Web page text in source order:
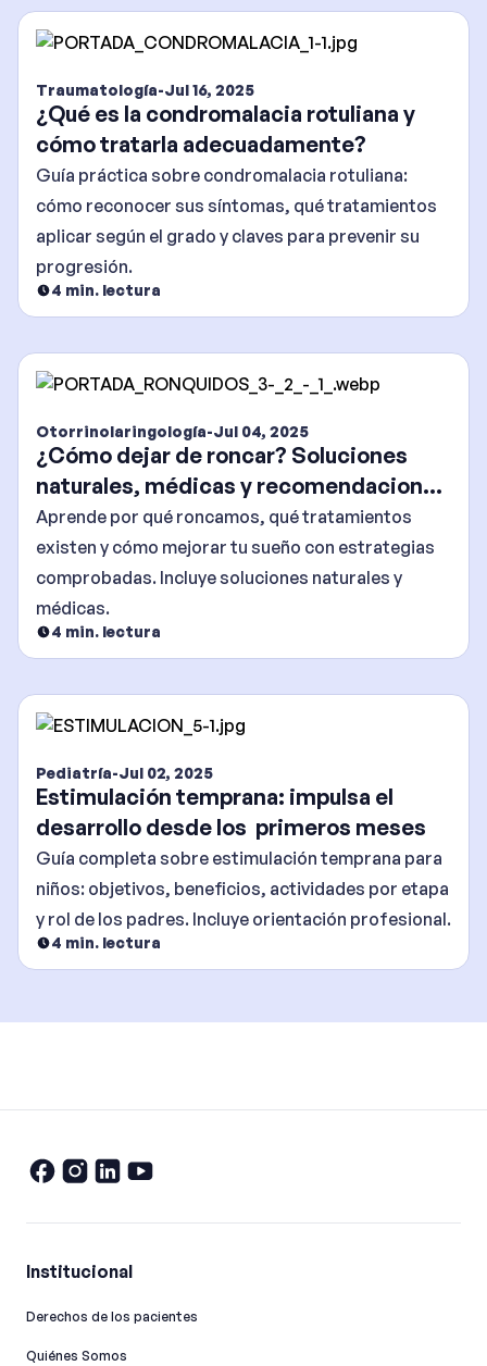
Traumatología-Jul 16, 2025
¿Qué es la condromalacia rotuliana y
cómo tratarla adecuadamente?
Guía práctica sobre condromalacia rotuliana:
cómo reconocer sus síntomas, qué tratamientos
aplicar según el grado y claves para prevenir su
progresión.
4 min. lectura
Otorrinolaringología-Jul 04, 2025
¿Cómo dejar de roncar? Soluciones
naturales, médicas y recomendaciones
efectivas
Aprende por qué roncamos, qué tratamientos
existen y cómo mejorar tu sueño con estrategias
comprobadas. Incluye soluciones naturales y
médicas.
4 min. lectura
Pediatría-Jul 02, 2025
Estimulación temprana: impulsa el
desarrollo desde los primeros meses
Guía completa sobre estimulación temprana para
niños: objetivos, beneficios, actividades por etapa
y rol de los padres. Incluye orientación profesional.
4 min. lectura
Institucional
Derechos de los pacientes
Quiénes Somos